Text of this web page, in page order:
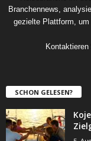
Branchennews,
gezielte Plattform, um
Kontaktieren
SCHON GELESEN?